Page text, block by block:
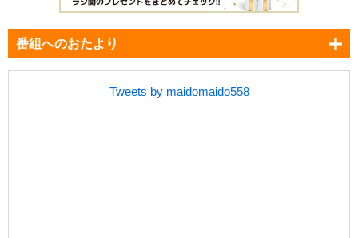
番組へのおたより
Tweets by maidomaido558